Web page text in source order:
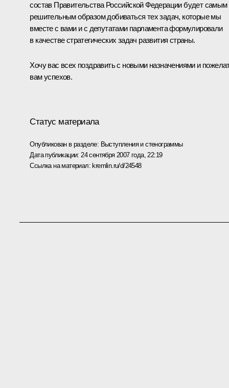
состав Правительства Российской Федерации будет самым
решительным образом добиваться тех задач, которые мы
вместе с вами и с депутатами парламента формулировали
в качестве стратегических задач развития страны.
Хочу вас всех поздравить с новыми назначениями и
вам успехов.
Статус материала
Опубликован в разделе: Выступления и стенограммы
Дата публикации: 24 сентября 2007 года, 22:19
Ссылка на материал:kremlin.ru/d/24548